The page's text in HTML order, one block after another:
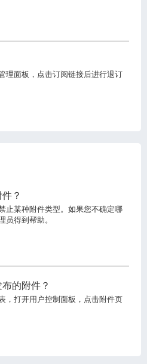
理面板，点击订阅链接后进行退订
？
止某种附件类型。如果您不确定哪
员得到帮助。
的附件？
，打开用户控制面板，点击附件页